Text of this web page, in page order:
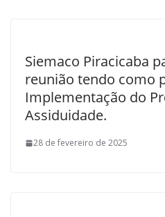
Siemaco Piracicaba
reunião tendo como
Implementação do
Assiduidade.
28 de fevereiro de 2025